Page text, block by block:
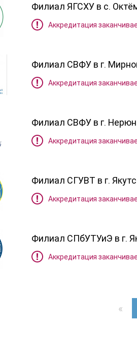
Филиал ЯГСХУ в с.
Аккредитация
Филиал СВФУ в г.
Аккредитация
Филиал СВФУ в г.
Аккредитация
Филиал СГУВТ в г.
Аккредитация
Филиал СПбУТУиЭ в г.
Аккредитация
«